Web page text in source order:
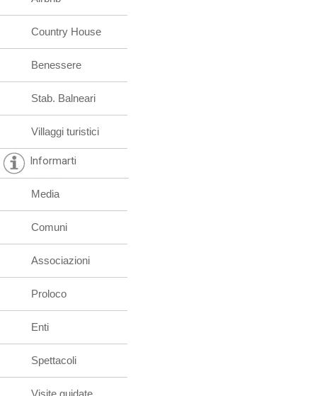
Country House
Benessere
Stab. Balneari
Villaggi turistici
Informarti
Media
Comuni
Associazioni
Proloco
Enti
Spettacoli
Visite guidate